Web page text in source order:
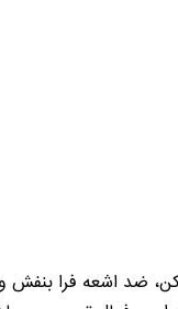
ضد اشعه فرا